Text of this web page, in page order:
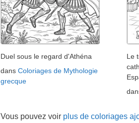
Duel sous le regard d'Athéna
dans Coloriages de Mythologie
grecque
Le
Vous pouvez voir plus de coloriages